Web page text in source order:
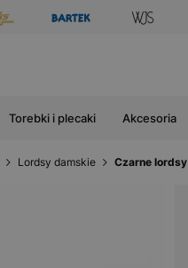
Torebki i plecaki Akcesoria
Lordsy damskie Czarne